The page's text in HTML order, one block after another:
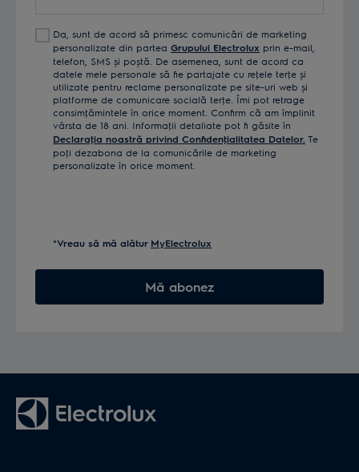
tău Da, sunt de acord să primesc comunicări de marketing
personalizate din partea Grupului Electrolux prin e-mail,
telefon, SMS și poștă. De asemenea, sunt de acord ca
datele mele personale să fie partajate cu reţele terţe și
utilizate pentru reclame personalizate pe site-uri web și
platforme de comunicare socială terţe. Îmi pot retrage
consimţămintele în orice moment. Confirm că am împlinit
vârsta de 18 ani. Informaţii detaliate pot fi găsite în
Declaraţia noastră privind Confidenţialitatea Datelor. Te
poţi dezabona de la comunicările de marketing
personalizate în orice moment.
*Vreau să mă alătur MyElectrolux
Mă abonez